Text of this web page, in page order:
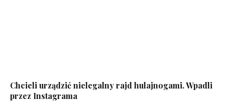
Chcieli urządzić nielegalny rajd hulajnogami. Wpadli
przez Instagrama